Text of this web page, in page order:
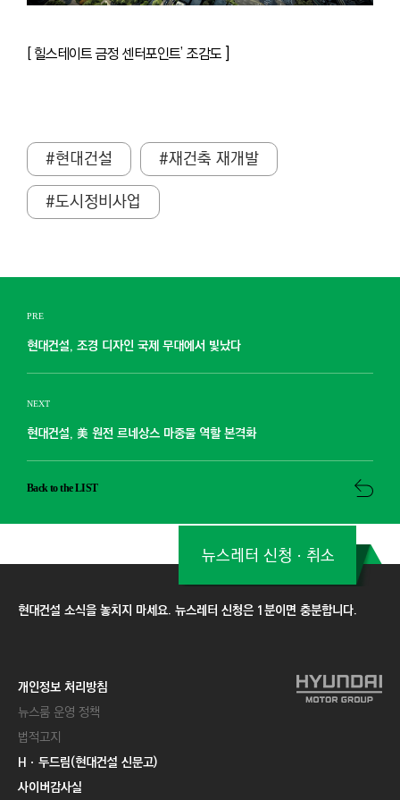
[ 힐스테이트 금정 센터포인트’ 조감도 ]
#현대건설
#재건축 재개발
#도시정비사업
PRE
현대건설, 조경 디자인 국제 무대에서 빛났다
NEXT
현대건설, 美 원전 르네상스 마중물 역할 본격화
Back to the LIST
현대건설 소식을 놓치지 마세요. 뉴스레터 신청은 1분이면 충분합니다.
뉴스레터 신청ㆍ취소
개인정보 처리방침
뉴스룸 운영 정책
법적고지
Hㆍ두드림(현대건설 신문고)
사이버감사실